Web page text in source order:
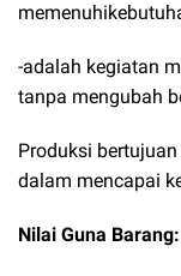
-adalah kegiatan
tanpa mengubah
Produksi
dalam mencapai
Nilai Guna Barang: